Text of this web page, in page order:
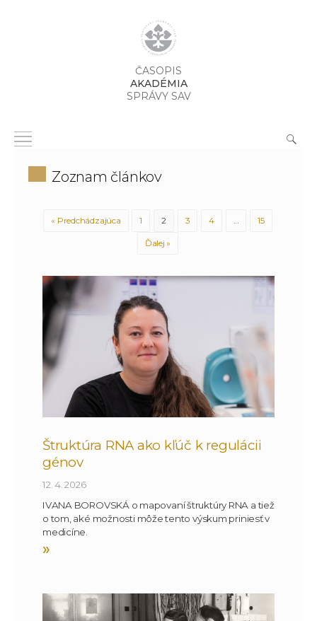
ČASOPIS
AKADÉMIA
SPRÁVY SAV
Zoznam článkov
« Predchádzajúca 1 2 3 4 15
Ďalej »
Štruktúra RNA ako kľúč k regulácii
génov
12. 4. 2026
IVANA BOROVSKÁ o mapovaní štruktúry RNA a tiež
o tom, aké možnosti môže tento výskum priniesť v
medicíne.
»